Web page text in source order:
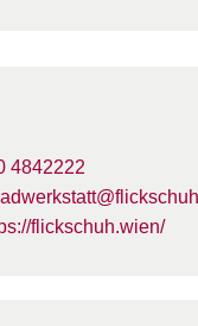
4842222
flickschuh.wien/